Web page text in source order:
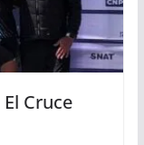
Cruce